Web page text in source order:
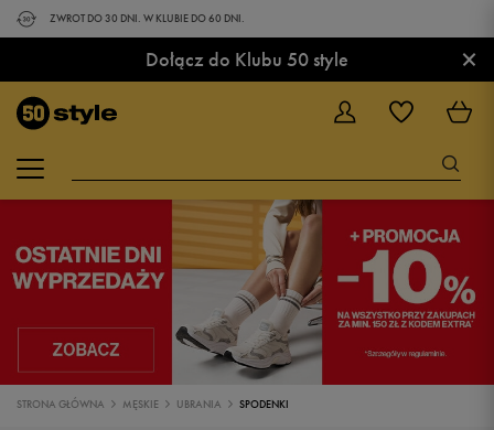
ZWROT DO 30 DNI. W KLUBIE DO 60 DNI.
Dołącz do Klubu 50 style ×
STRONA GŁÓWNA MĘSKIE UBRANIA SPODENKI